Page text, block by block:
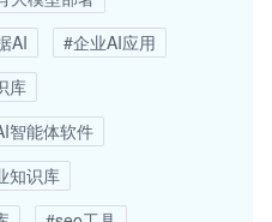
AI
#企业AI应用
库
智能体软件
知识库